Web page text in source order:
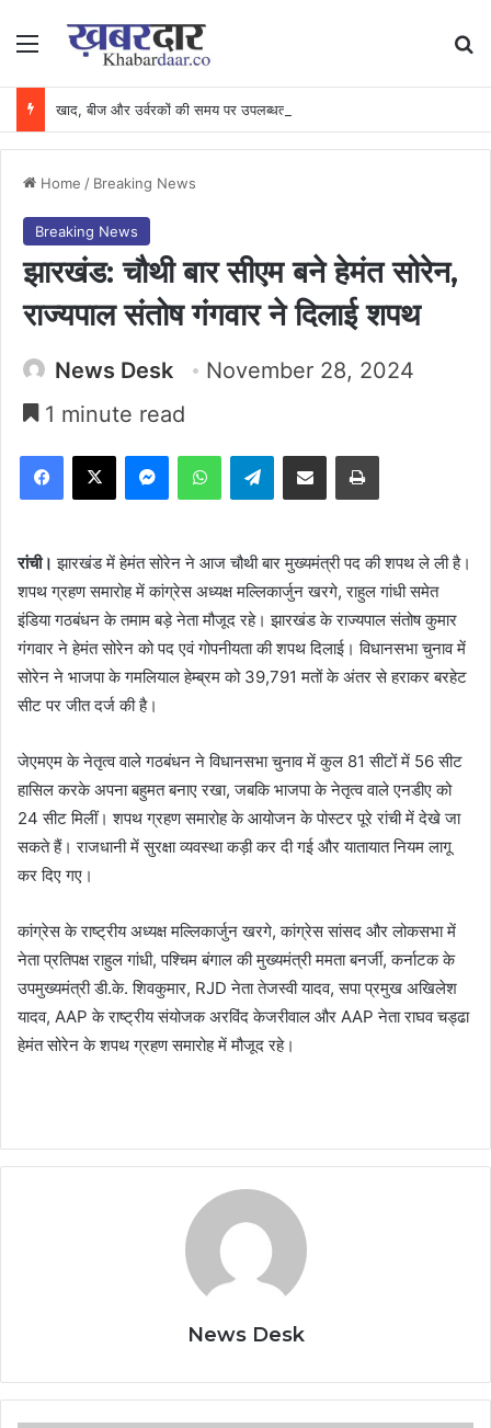
Menu
Home / Breaking News
Breaking News
झारखंड: चौथी बार सीएम बने हेमंत सोरेन,
राज्यपाल संतोष गंगवार ने दिलाई शपथ
News Desk
November 28, 2024
1 minute read
Facebook
X MessengerWhatsAppTelegramShare via Email Print
रांची। झारखंड में हेमंत सोरेन ने आज चौथी बार मुख्यमंत्री पद की शपथ ले ली है।
शपथ ग्रहण समारोह में कांग्रेस अध्यक्ष मल्लिकार्जुन खरगे, राहुल गांधी समेत
इंडिया गठबंधन के तमाम बड़े नेता मौजूद रहे। झारखंड के राज्यपाल संतोष कुमार
गंगवार ने हेमंत सोरेन को पद एवं गोपनीयता की शपथ दिलाई। विधानसभा चुनाव में
सोरेन ने भाजपा के गमलियाल हेम्ब्रम को 39,791 मतों के अंतर से हराकर बरहेट
सीट पर जीत दर्ज की है।
जेएमएम के नेतृत्व वाले गठबंधन ने विधानसभा चुनाव में कुल 81 सीटों में 56 सीट
हासिल करके अपना बहुमत बनाए रखा, जबकि भाजपा के नेतृत्व वाले एनडीए को
24 सीट मिलीं। शपथ ग्रहण समारोह के आयोजन के पोस्टर पूरे रांची में देखे जा
सकते हैं। राजधानी में सुरक्षा व्यवस्था कड़ी कर दी गई और यातायात नियम लागू
कर दिए गए।
कांग्रेस के राष्ट्रीय अध्यक्ष मल्लिकार्जुन खरगे, कांग्रेस सांसद और लोकसभा में
नेता प्रतिपक्ष राहुल गांधी, पश्चिम बंगाल की मुख्यमंत्री ममता बनर्जी, कर्नाटक के
उपमुख्यमंत्री डी.के. शिवकुमार, RJD नेता तेजस्वी यादव, सपा प्रमुख अखिलेश
यादव, AAP के राष्ट्रीय संयोजक अरविंद केजरीवाल और AAP नेता राघव चड्ढा
हेमंत सोरेन के शपथ ग्रहण समारोह में मौजूद रहे।
News Desk